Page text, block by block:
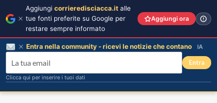
Aggiungi corrieredisciacca.it alle
tue fonti preferite su Google per
restare sempre informato
Aggiungi ora
Entra nella community - ricevi le notizie che contano IA
Entra
Clicca qui per inserire i tuoi dati